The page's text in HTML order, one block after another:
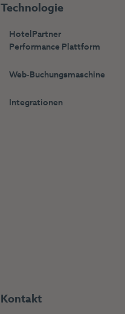
Technologie
HotelPartner
Performance Plattform
Web-Buchungsmaschine
Integrationen
Kontakt